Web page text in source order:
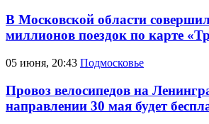
В Московской области
миллионов поездок по карте
05 июня, 20:43 Подмосковье
Провоз велосипедов на
направлении 30 мая будет